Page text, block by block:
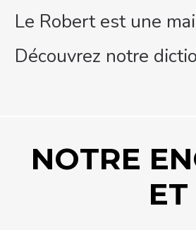
Le Robert est une
Découvrez notre
NOTRE